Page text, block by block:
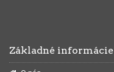
Základné informácie